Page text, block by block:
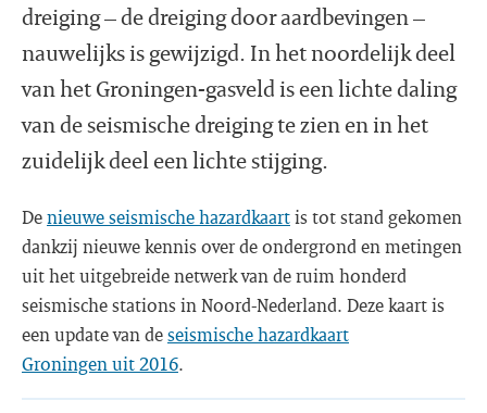
dreiging – de dreiging door aardbevingen –
nauwelijks is gewijzigd. In het noordelijk deel
van het Groningen-gasveld is een lichte daling
van de seismische dreiging te zien en in het
zuidelijk deel een lichte stijging.
Denieuwe seismische hazardkaartis tot stand gekomen
dankzij nieuwe kennis over de ondergrond en metingen
uit het uitgebreide netwerk van de ruim honderd
seismische stations in Noord-Nederland. Deze kaart is
een update van deseismische hazardkaart
Groningen uit 2016.